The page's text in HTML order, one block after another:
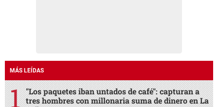
MÁS LEÍDAS
"Los paquetes iban untados de café": capturan a
tres hombres con millonaria suma de dinero en La